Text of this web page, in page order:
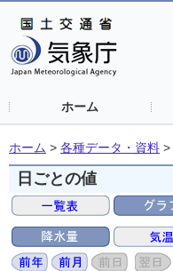
ホーム
ホーム > 各種データ・資料 >
日ごとの値